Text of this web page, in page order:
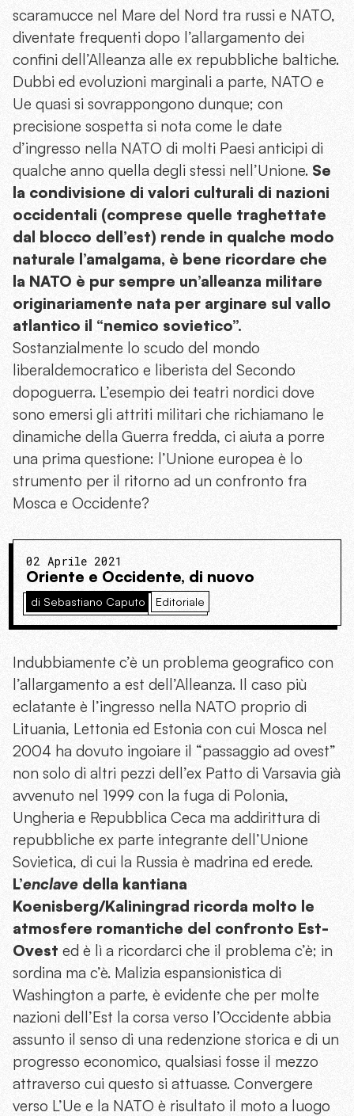
scaramucce nel Mare del Nord tra russi e NATO,
diventate frequenti dopo l’allargamento dei
confini dell’Alleanza alle ex repubbliche baltiche.
Dubbi ed evoluzioni marginali a parte, NATO e
Ue quasi si sovrappongono dunque; con
precisione sospetta si nota come le date
d’ingresso nella NATO di molti Paesi anticipi di
qualche anno quella degli stessi nell’Unione. Se
la condivisione di valori culturali di nazioni
occidentali (comprese quelle traghettate
dal blocco dell’est) rende in qualche modo
naturale l’amalgama, è bene ricordare che
la NATO è pur sempre un’alleanza militare
originariamente nata per arginare sul vallo
atlantico il “nemico sovietico”.
Sostanzialmente lo scudo del mondo
liberaldemocratico e liberista del Secondo
dopoguerra. L’esempio dei teatri nordici dove
sono emersi gli attriti militari che richiamano le
dinamiche della Guerra fredda, ci aiuta a porre
una prima questione: l’Unione europea è lo
strumento per il ritorno ad un confronto fra
Mosca e Occidente?
02 Aprile 2021
Oriente e Occidente, di nuovo
di Sebastiano Caputo Editoriale
Indubbiamente c’è un problema geografico con
l’allargamento a est dell’Alleanza. Il caso più
eclatante è l’ingresso nella NATO proprio di
Lituania, Lettonia ed Estonia con cui Mosca nel
2004 ha dovuto ingoiare il “passaggio ad ovest”
non solo di altri pezzi dell’ex Patto di Varsavia già
avvenuto nel 1999 con la fuga di Polonia,
Ungheria e Repubblica Ceca ma addirittura di
repubbliche ex parte integrante dell’Unione
Sovietica, di cui la Russia è madrina ed erede.
L’enclave della kantiana
Koenisberg/Kaliningrad ricorda molto le
atmosfere romantiche del confronto Est-
Ovest ed è lì a ricordarci che il problema c’è; in
sordina ma c’è. Malizia espansionistica di
Washington a parte, è evidente che per molte
nazioni dell’Est la corsa verso l’Occidente abbia
assunto il senso di una redenzione storica e di un
progresso economico, qualsiasi fosse il mezzo
attraverso cui questo si attuasse. Convergere
verso L’Ue e la NATO è risultato il moto a luogo